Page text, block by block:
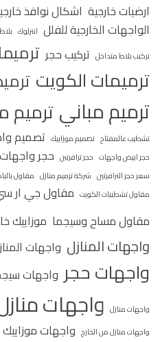
ارضيات خارجية اشكال نوافذ
الواجهات الخارجية للفلل انترلوك
تركيب بلاط متداخل تركيب حجر
ترميمات الكويت
ترميم مباني ترميم
تشطيب عالمفتاح تصميم موزاييك تصميم
حجر ابيض واجهات حجر ترافرتين حجر
سعر حجر الترافرتين شركة ترميم منازل مقاول
مقاول تشطيبات الكويت مقاول جي ار
مقاول مساح وسيجما موزاييك
واجهات المنازل واجهات
واجهات حجر واجهات
واجهات منازل واجهات
واجهات منازل من الخارج واجهات موزاييك